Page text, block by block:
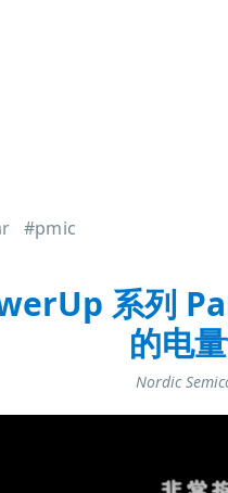
#pmic
系列
的电
Nordic